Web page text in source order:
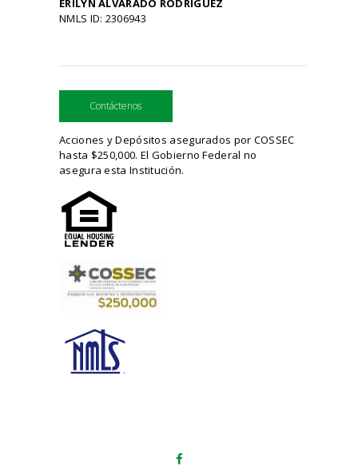
ERILYN ALVARADO RODRÍGUEZ
NMLS ID: 2306943
Contáctenos
Acciones y Depósitos asegurados por COSSEC
hasta $250,000. El Gobierno Federal no
asegura esta Institución.